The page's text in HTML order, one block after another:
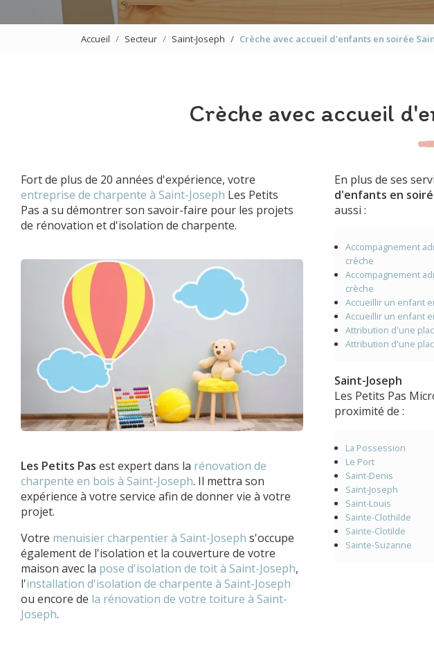
Accueil Secteur Saint-Joseph Crèche avec accueil d'enfants en soirée
Crèche avec accueil
Fort de plus de 20 années d'expérience, votre
entreprise de charpente à Saint-Joseph Les Petits
Pas a su démontrer son savoir-faire pour les projets
de rénovation et d'isolation de charpente.
Les Petits Pas est expert dans la rénovation de
charpente en bois à Saint-Joseph. Il mettra son
expérience à votre service afin de donner vie à votre
projet.
Votre menuisier charpentier à Saint-Joseph s'occupe
également de l'isolation et la couverture de votre
maison avec la pose d'isolation de toit à Saint-Joseph,
l'installation d'isolation de charpente à Saint-Joseph
ou encore de la rénovation de votre toiture à Saint-
Joseph.
En plus de ses
d'enfants en
aussi :
Accompagnement
crèche
Accompagnement
crèche
Accueillir un enfant
Accueillir un enfant
Attribution d'une
Attribution d'une
Saint-Joseph
Les Petits Pas
proximité de :
La Possession
Le Port
Saint-Denis
Saint-Joseph
Saint-Louis
Sainte-Clothilde
Sainte-Clotilde
Sainte-Suzanne